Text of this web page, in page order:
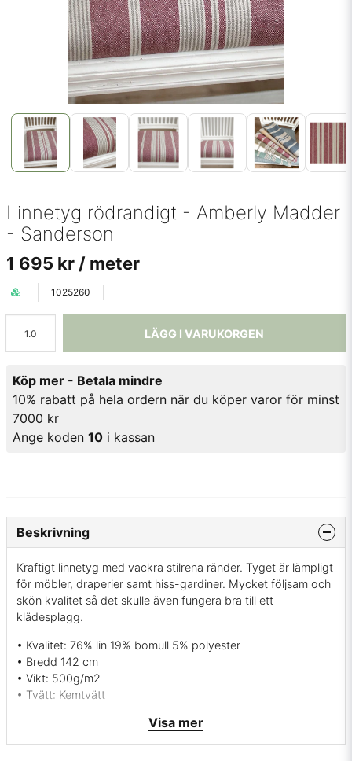
Linnetyg rödrandigt - Amberly Madder
- Sanderson
1 695 kr / meter
1025260
LÄGG I VARUKORGEN
Köp mer - Betala mindre
10% rabatt på hela ordern när du köper varor för minst
7000 kr
Ange koden 10 i kassan
Beskrivning
Kraftigt linnetyg med vackra stilrena ränder. Tyget är lämpligt
för möbler, draperier samt hiss-gardiner. Mycket följsam och
skön kvalitet så det skulle även fungera bra till ett
klädesplagg.
• Kvalitet: 76% lin 19% bomull 5% polyester
• Bredd 142 cm
• Vikt: 500g/m2
• Tvätt: Kemtvätt
• Tillverkningsland: Italien
• Rapportbredd: 22cm
Visa mer